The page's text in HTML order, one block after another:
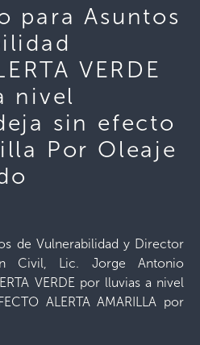
para Asuntos
VERDE
nivel
sin efecto
Por Oleaje
de Vulnerabilidad y Director
Civil, Lic. Jorge Antonio
VERDE por lluvias a nivel
ALERTA AMARILLA por